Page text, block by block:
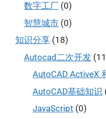
数字工厂 (0)
智慧城市 (0)
知识分享 (18)
Autocad二次开发
AutoCAD ActiveX
AutoCAD基础知识
JavaScript (0)